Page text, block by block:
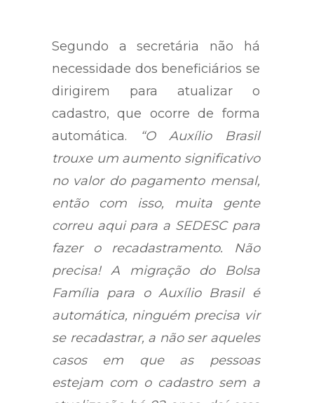
Segundo a secretária não há
necessidade dos beneficiários se
dirigirem para atualizar o
cadastro, que ocorre de forma
automática.
“O Auxílio Brasil
trouxe um aumento significativo
no valor do pagamento mensal,
então com isso, muita gente
correu aqui para a SEDESC para
fazer o recadastramento. Não
precisa! A migração do Bolsa
Família para o Auxílio Brasil é
automática, ninguém precisa vir
se recadastrar, a não ser aqueles
casos em que as pessoas
estejam com o cadastro sem a